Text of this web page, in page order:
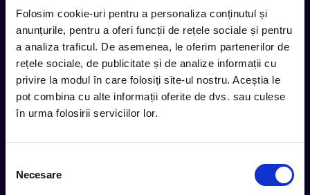
Folosim cookie-uri pentru a personaliza conținutul și
anunțurile, pentru a oferi funcții de rețele sociale și pentru
a analiza traficul. De asemenea, le oferim partenerilor de
rețele sociale, de publicitate și de analize informații cu
privire la modul în care folosiți site-ul nostru. Aceștia le
pot combina cu alte informații oferite de dvs. sau culese
în urma folosirii serviciilor lor.
consimțământului
Necesare
Tot ce te intereseaza, direct in
inbox.
Aboneaza-te la newsletter-ul nostru, fii primul la care ajung
evenimentele noi.